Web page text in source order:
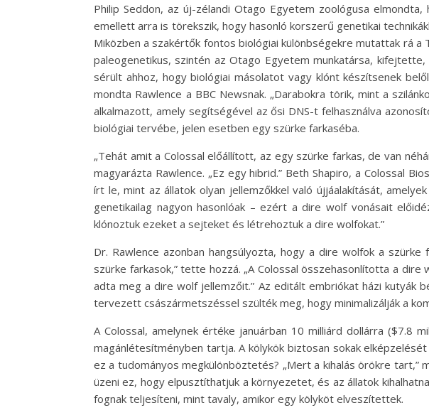
Philip Seddon, az új-zélandi Otago Egyetem zoológusa
emellett arra is törekszik, hogy hasonló korszerű genetikai
Miközben a szakértők fontos biológiai különbségekre mutattak rá
paleogenetikus, szintén az Otago Egyetem munkatársa,
sérült ahhoz, hogy biológiai másolatot vagy klónt készítsenek
mondta Rawlence a BBC Newsnak. „Darabokra törik, mint a
alkalmazott, amely segítségével az ősi DNS-t felhasználva
biológiai tervébe, jelen esetben egy szürke farkaséba.
„Tehát amit a Colossal előállított, az egy szürke farkas, de van
magyarázta Rawlence. „Ez egy hibrid.” Beth Shapiro, a Colossal
írt le, mint az állatok olyan jellemzőkkel való újjáalakítását,
genetikailag nagyon hasonlóak – ezért a dire wolf vonásait
klónoztuk ezeket a sejteket és létrehoztuk a dire wolfokat.”
Dr. Rawlence azonban hangsúlyozta, hogy a dire wolfok a
szürke farkasok,” tette hozzá. „A Colossal összehasonlította a
adta meg a dire wolf jellemzőit.” Az editált embriókat házi kutyák
tervezett császármetszéssel szülték meg, hogy minimalizálják a
A Colossal, amelynek értéke januárban 10 milliárd dollárra ($7.8
magánlétesítményben tartja. A kölykök biztosan sokak
ez a tudományos megkülönböztetés? „Mert a kihalás örökre tart,”
üzeni ez, hogy elpusztíthatjuk a környezetet, és az állatok
fognak teljesíteni, mint tavaly, amikor egy kölyköt elveszítettek.